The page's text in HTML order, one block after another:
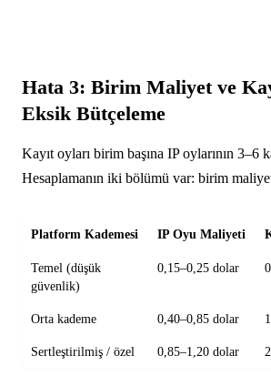
Hata 3: Birim Maliyet ve
Eksik Bütçeleme
Kayıt oyları birim başına IP oylarının 3–6
Hesaplamanın iki bölümü var: birim
Platform Kademesi IP Oyu Maliyeti
Temel (düşük
güvenlik)
0,15–0,25 dolar
Orta kademe 0,40–0,85 dolar
Sertleştirilmiş / özel 0,85–1,20 dolar